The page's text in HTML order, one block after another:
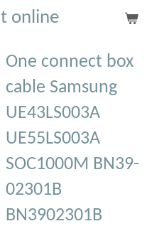
online
One connect box
cable Samsung
UE43LS003A
UE55LS003A
SOC1000M BN39-
02301B
BN3902301B